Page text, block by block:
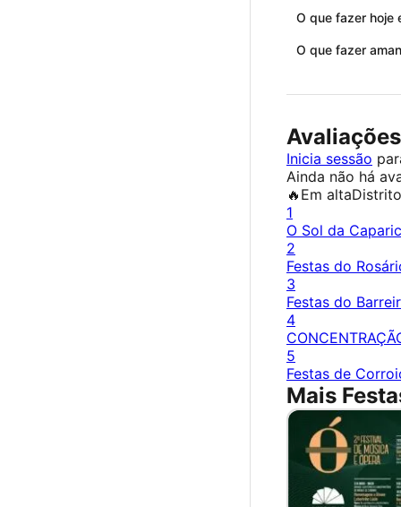
O que fazer hoje
O que fazer
Avaliações
Inicia sessão
Ainda não há
🔥 Em alta
1
O Sol da
2
Festas do
3
Festas do
4
5
Festas de
Mais